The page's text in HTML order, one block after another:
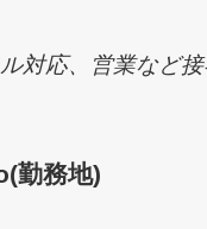
ル対応、営業など
勤務地)